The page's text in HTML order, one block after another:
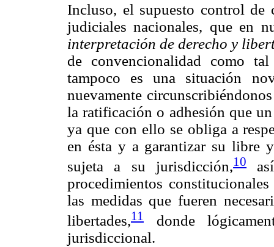
Incluso, el supuesto control de
judiciales nacionales, que en
interpretación de derecho y
de convencionalidad como
tampoco es una situación
nuevamente
la ratificación o adhesión que
ya que con ello se obliga a
en ésta y a garantizar su libre
sujeta a su jurisdicción,10así
procedimientos
las medidas que fueren
libertades,11
donde
jurisdiccional.